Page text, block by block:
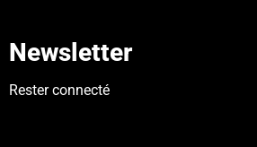
Newsletter
Rester connecté